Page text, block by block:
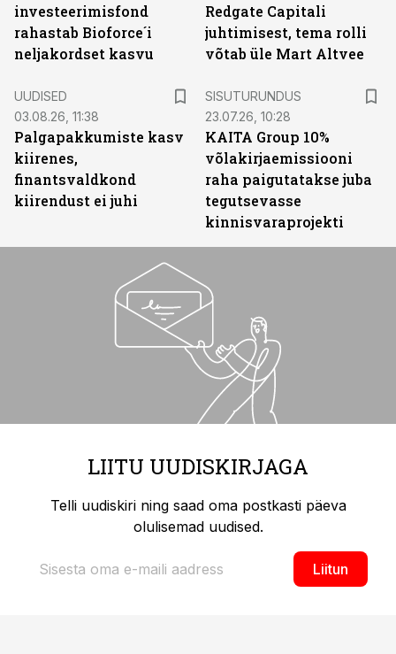
investeerimisfond
rahastab Bioforce´i
neljakordset kasvu
Redgate Capitali
juhtimisest, tema rolli
võtab üle Mart Altvee
UUDISED
03.08.26, 11:38
Palgapakkumiste kasv
kiirenes,
finantsvaldkond
kiirendust ei juhi
SISUTURUNDUS
23.07.26, 10:28
KAITA Group 10%
võlakirjaemissiooni
raha paigutatakse juba
tegutsevasse
kinnisvaraprojekti
LIITU UUDISKIRJAGA
Telli uudiskiri ning saad oma postkasti päeva
olulisemad uudised.
Liitun